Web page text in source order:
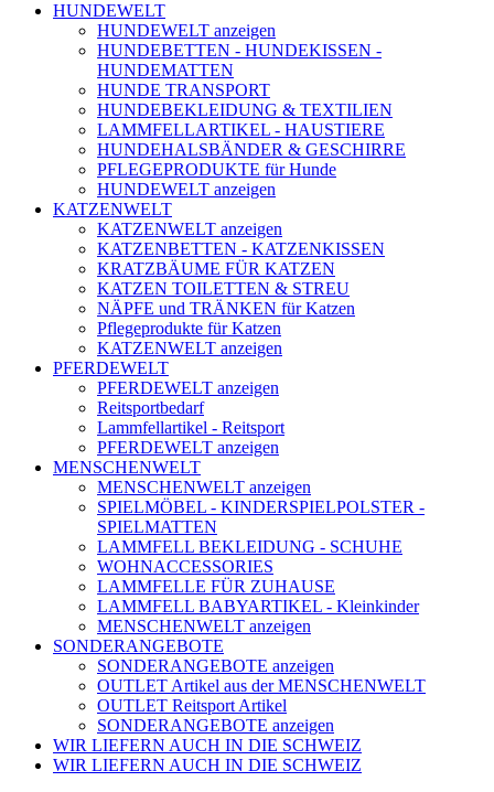
HUNDEWELT
HUNDEWELT anzeigen
HUNDEBETTEN - HUNDEKISSEN -
HUNDEMATTEN
HUNDE TRANSPORT
HUNDEBEKLEIDUNG & TEXTILIEN
LAMMFELLARTIKEL - HAUSTIERE
HUNDEHALSBÄNDER & GESCHIRRE
PFLEGEPRODUKTE für Hunde
HUNDEWELT anzeigen
KATZENWELT
KATZENWELT anzeigen
KATZENBETTEN - KATZENKISSEN
KRATZBÄUME FÜR KATZEN
KATZEN TOILETTEN & STREU
NÄPFE und TRÄNKEN für Katzen
Pflegeprodukte für Katzen
KATZENWELT anzeigen
PFERDEWELT
PFERDEWELT anzeigen
Reitsportbedarf
Lammfellartikel - Reitsport
PFERDEWELT anzeigen
MENSCHENWELT
MENSCHENWELT anzeigen
SPIELMÖBEL - KINDERSPIELPOLSTER -
SPIELMATTEN
LAMMFELL BEKLEIDUNG - SCHUHE
WOHNACCESSORIES
LAMMFELLE FÜR ZUHAUSE
LAMMFELL BABYARTIKEL - Kleinkinder
MENSCHENWELT anzeigen
SONDERANGEBOTE
SONDERANGEBOTE anzeigen
OUTLET Artikel aus der MENSCHENWELT
OUTLET Reitsport Artikel
SONDERANGEBOTE anzeigen
WIR LIEFERN AUCH IN DIE SCHWEIZ
WIR LIEFERN AUCH IN DIE SCHWEIZ